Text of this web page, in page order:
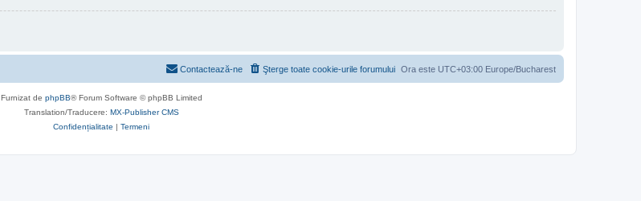
Ora este UTC+03:00 Europe/Bucharest
Şterge toate cookie-urile forumului
Contactează-ne
Furnizat de phpBB® Forum Software © phpBB Limited
Translation/Traducere: MX-Publisher CMS
Confidențialitate | Termeni